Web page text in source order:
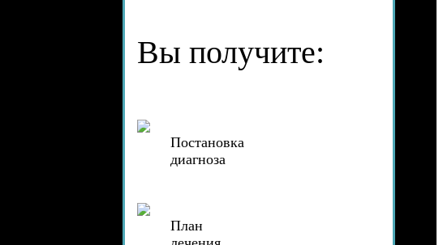
Вы получите:
Постановка
диагноза
План